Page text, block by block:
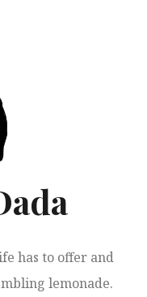
has to offer and
lemonade.